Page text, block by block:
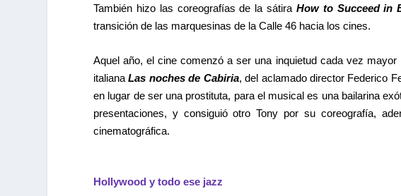
También hizo las coreografías de la sátira How to Succeed in
transición de las marquesinas de la Calle 46 hacia los cines.
Aquel año, el cine comenzó a ser una inquietud cada vez
italianaLas noches de Cabiria, del aclamado director Federico
en lugar de ser una prostituta, para el musical es una bailarina
presentaciones, y consiguió otro Tony por su coreografía,
cinematográfica.
Hollywood y todo ese jazz